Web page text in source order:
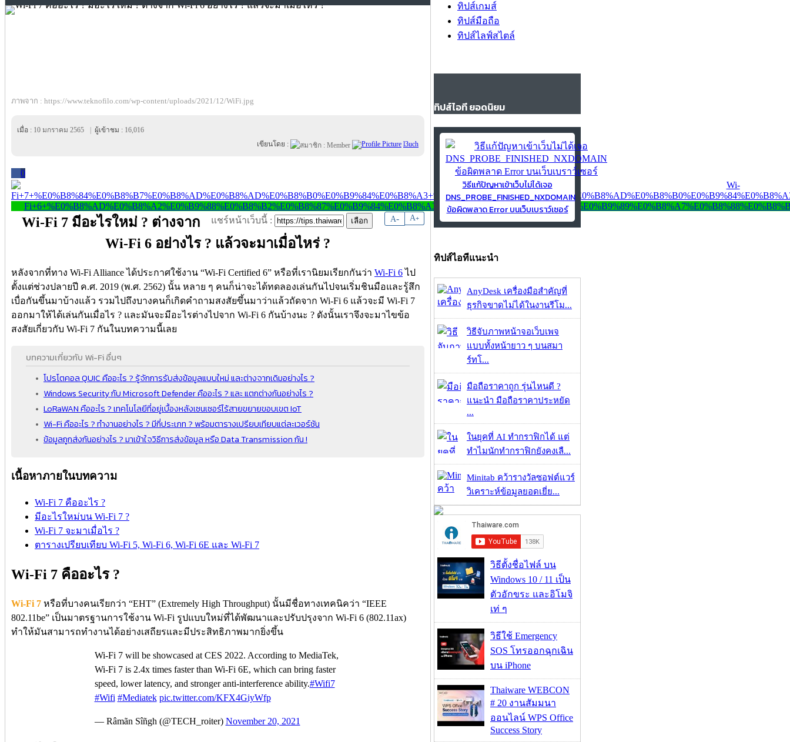
ภาพจาก : https://www.teknofilo.com/wp-content/uploads/2021/12/WiFi.jpg
เมื่อ : 10 มกราคม 2565 ผู้เข้าชม : 16,016
เขียนโดย :
l3uch
0
A- A+
แชร์หน้าเว็บนี้ :
Wi-Fi 7 มีอะไรใหม่ ? ต่างจาก
Wi-Fi 6 อย่างไร ? แล้วจะมาเมื่อไหร่ ?
หลังจากที่ทาง Wi-Fi Alliance ได้ประกาศใช้งาน “Wi-Fi Certified 6” หรือที่เรานิยมเรียกกันว่า Wi-Fi 6ไป
ตั้งแต่ช่วงปลายปี ค.ศ. 2019 (พ.ศ. 2562) นั้น หลาย ๆ คนก็น่าจะได้ทดลองเล่นกันไปจนเริ่มชินมือและรู้สึก
เบื่อกันขึ้นมาบ้างแล้ว รวมไปถึงบางคนก็เกิดคำถามสงสัยขึ้นมาว่าแล้วถัดจาก Wi-Fi 6 แล้วจะมี Wi-Fi 7
ออกมาให้ได้เล่นกันเมื่อไร ? และมันจะมีอะไรต่างไปจาก Wi-Fi 6 กันบ้างนะ ? ดังนั้นเราจึงจะมาไขข้อ
สงสัยเกี่ยวกับ Wi-Fi 7 กันในบทความนี้เลย
บทความเกี่ยวกับ Wi-Fi อื่นๆ
โปรโตคอล QUIC คืออะไร ? รู้จักการรับส่งข้อมูลแบบใหม่ และต่างจากเดิมอย่างไร ?
Windows Security กับ Microsoft Defender คืออะไร ? และ แตกต่างกันอย่างไร ?
LoRaWAN คืออะไร ? เทคโนโลยีที่อยู่เบื้องหลังเซนเซอร์ไร้สายขยายขอบเขต IoT
Wi-Fi คืออะไร ? ทำงานอย่างไร ? มีกี่ประเภท ? พร้อมตารางเปรียบเทียบแต่ละเวอร์ชัน
ข้อมูลถูกส่งกันอย่างไร ? มาเข้าใจวิธีการส่งข้อมูล หรือ Data Transmission กัน !
เนื้อหาภายในบทความ
Wi-Fi 7 คืออะไร ?
มีอะไรใหม่บน Wi-Fi 7 ?
Wi-Fi 7 จะมาเมื่อไร ?
ตารางเปรียบเทียบ Wi-Fi 5, Wi-Fi 6, Wi-Fi 6E และ Wi-Fi 7
Wi-Fi 7 คืออะไร ?
Wi-Fi 7 หรือที่บางคนเรียกว่า “EHT” (Extremely High Throughput) นั้นมีชื่อทางเทคนิคว่า “IEEE
802.11be” เป็นมาตรฐานการใช้งาน Wi-Fi รูปแบบใหม่ที่ได้พัฒนาและปรับปรุงจาก Wi-Fi 6 (802.11ax)
ทำให้มันสามารถทำงานได้อย่างเสถียรและมีประสิทธิภาพมากยิ่งขึ้น
Wi-Fi 7 will be showcased at CES 2022. According to MediaTek,
Wi-Fi 7 is 2.4x times faster than Wi-Fi 6E, which can bring faster
speed, lower latency, and stronger anti-interference ability.#Wifi7
#Wifi #Mediatek pic.twitter.com/KFX4GiyWfp
— Râmãn Sîñgh (@TECH_roiter) November 20, 2021
ทิปส์เกมส์
ทิปส์มือถือ
ทิปส์ไลฟ์สไตล์
ทิปส์ไอที ยอดนิยม
วิธีแก้ปัญหาเข้าเว็บไม่ได้เจอ
DNS_PROBE_FINISHED_NXDOMAIN
ข้อผิดพลาด Error บนเว็บเบราว์เซอร์
ทิปส์ไอทีแนะนำ
AnyDesk เครื่องมือสำคัญที่
ธุรกิจขาดไม่ได้ในงานรีโม...
วิธีจับภาพหน้าจอเว็บเพจ
แบบทั้งหน้ายาว ๆ บนสมา
ร์ทโ...
มือถือราคาถูก รุ่นไหนดี ?
แนะนำ มือถือราคาประหยัด
...
ในยุคที่ AI ทำกราฟิกได้ แต่
ทำไมนักทำกราฟิกยังคงเลื...
Minitab คว้ารางวัลซอฟต์แวร์
วิเคราะห์ข้อมูลยอดเยี่ย...
วิธีตั้งชื่อไฟล์ บน
Windows 10 / 11 เป็น
ตัวอักขระ และอิโมจิ
เท่ ๆ
วิธีใช้ Emergency
SOS โทรออกฉุกเฉิน
บน iPhone
Thaiware WEBCON
# 20 งานสัมมนา
ออนไลน์ WPS Office
Success Story